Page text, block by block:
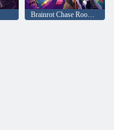
Brainrot Chase Rooms Shooting Arena